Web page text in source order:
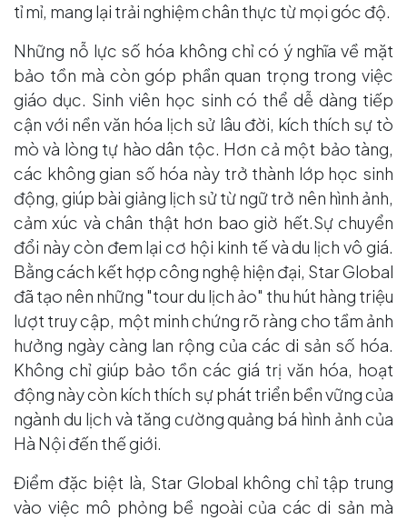
tỉ mỉ, mang lại trải nghiệm chân thực từ mọi góc độ.
Những nỗ lực số hóa không chỉ có ý nghĩa về mặt
bảo tồn mà còn góp phần quan trọng trong việc
giáo dục. Sinh viên học sinh có thể dễ dàng tiếp
cận với nền văn hóa lịch sử lâu đời, kích thích sự tò
mò và lòng tự hào dân tộc. Hơn cả một bảo tàng,
các không gian số hóa này trở thành lớp học sinh
động, giúp bài giảng lịch sử từ ngữ trở nên hình ảnh,
cảm xúc và chân thật hơn bao giờ hết.Sự chuyển
đổi này còn đem lại cơ hội kinh tế và du lịch vô giá.
Bằng cách kết hợp công nghệ hiện đại, Star Global
đã tạo nên những "tour du lịch ảo" thu hút hàng triệu
lượt truy cập, một minh chứng rõ ràng cho tầm ảnh
hưởng ngày càng lan rộng của các di sản số hóa.
Không chỉ giúp bảo tồn các giá trị văn hóa, hoạt
động này còn kích thích sự phát triển bền vững của
ngành du lịch và tăng cường quảng bá hình ảnh của
Hà Nội đến thế giới.
Điểm đặc biệt là, Star Global không chỉ tập trung
vào việc mô phỏng bề ngoài của các di sản mà